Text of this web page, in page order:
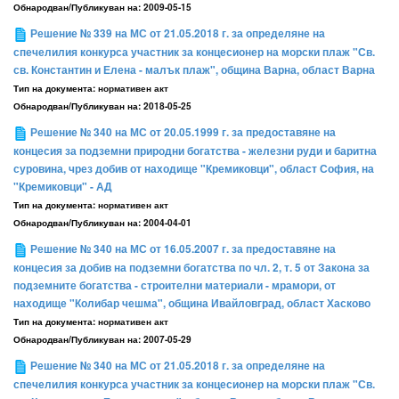
Обнародван/Публикуван на: 2009-05-15
Решение № 339 на МС от 21.05.2018 г. за определяне на
спечелилия конкурса участник за концесионер на морски плаж "Св.
св. Константин и Елена - малък плаж", община Варна, област Варна
Тип на документа: нормативен акт
Обнародван/Публикуван на: 2018-05-25
Решение № 340 на МС от 20.05.1999 г. за предоставяне на
концесия за подземни природни богатства - железни руди и баритна
суровина, чрез добив от находище "Кремиковци", област София, на
"Кремиковци" - АД
Тип на документа: нормативен акт
Обнародван/Публикуван на: 2004-04-01
Решение № 340 на МС от 16.05.2007 г. за предоставяне на
концесия за добив на подземни богатства по чл. 2, т. 5 от Закона за
подземните богатства - строителни материали - мрамори, от
находище "Колибар чешма", община Ивайловград, област Хасково
Тип на документа: нормативен акт
Обнародван/Публикуван на: 2007-05-29
Решение № 340 на МС от 21.05.2018 г. за определяне на
спечелилия конкурса участник за концесионер на морски плаж "Св.